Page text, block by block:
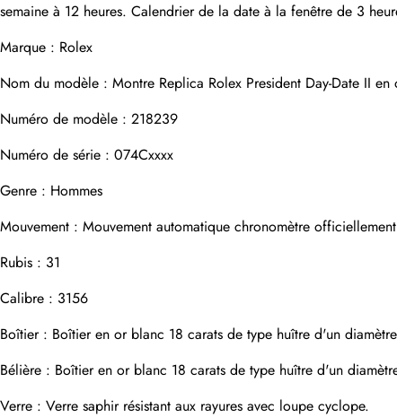
semaine à 12 heures. Calendrier de la date à la fenêtre de 3
Marque : Rolex
Nom du modèle : Montre Replica Rolex President Day-Date II
Numéro de modèle : 218239
Numéro de série : 074Cxxxx
Genre : Hommes
Mouvement : Mouvement automatique chronomètre
Rubis : 31
Calibre : 3156
Boîtier : Boîtier en or blanc 18 carats de type huître d'un
Bélière : Boîtier en or blanc 18 carats de type huître d'un
Verre : Verre saphir résistant aux rayures avec loupe cyclope.
Email
Photos